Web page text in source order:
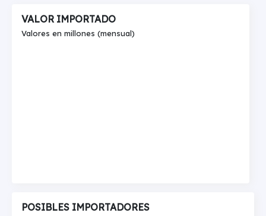
VALOR IMPORTADO
Valores en millones (mensual)
POSIBLES IMPORTADORES